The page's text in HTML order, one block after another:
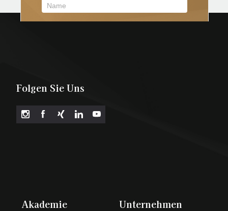
Folgen Sie Uns
Akademie Unternehmen